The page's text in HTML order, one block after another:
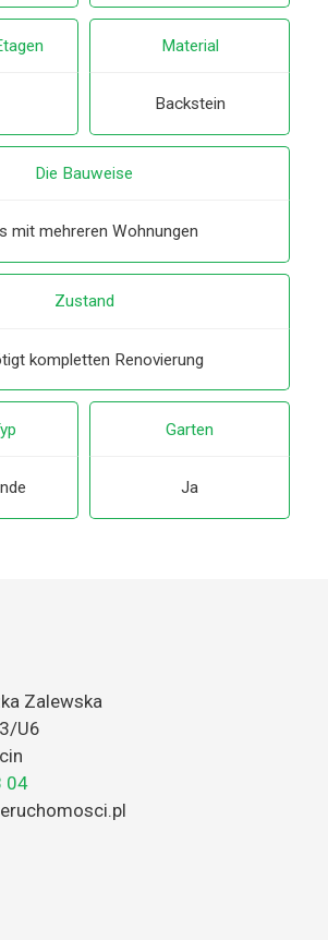
Material
Backstein
Die Bauweise
mit mehreren Wohnungen
Zustand
kompletten Renovierung
Garten
Ja
Zalewska
U6
04